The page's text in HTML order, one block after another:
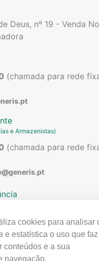
cookies para analisar
e estatística o uso que
conteúdos e a sua
navegação.
Deus, nº 19 - Venda
(chamada para rede
e Armazenistas)
(chamada para rede
para qualquer assunto
(ex: reações
(chamada para rede fixa